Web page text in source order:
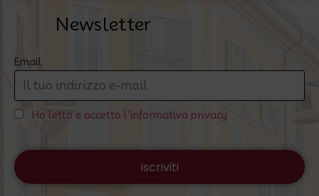
Newsletter
Email
Ho letto e accetto l'informativa privacy